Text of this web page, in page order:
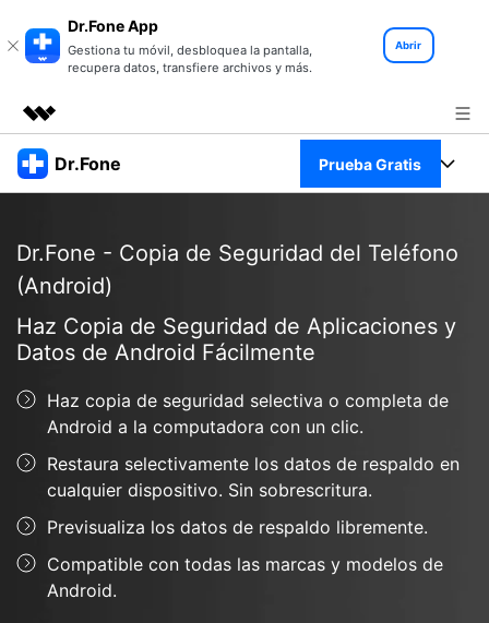
Dr.Fone App
Gestiona tu móvil, desbloquea la pantalla,
recupera datos, transfiere archivos y más.
Abrir
Productos destacados
Resumen
Soluciones
Sala de prensa
Dr.Fone Prueba Gratis
Productos
Para PC
Herramientas Online
Recursos
Descubre lo mejor de Dr.Fone
Soporte
Blog
Transferencia de Datos
Gestor de Datos
Reparación de Móviles
Protección del Móvil
Desbloqueo FRP en Android 16
Dr.Fone - Copia de Seguridad del Teléfono
(Android)
Haz Copia de Seguridad de Aplicaciones y
Datos de Android Fácilmente
Haz copia de seguridad selectiva o completa de
Android a la computadora con un clic.
Restaura selectivamente los datos de respaldo en
cualquier dispositivo. Sin sobrescritura.
Previsualiza los datos de respaldo libremente.
Compatible con todas las marcas y modelos de
Android.